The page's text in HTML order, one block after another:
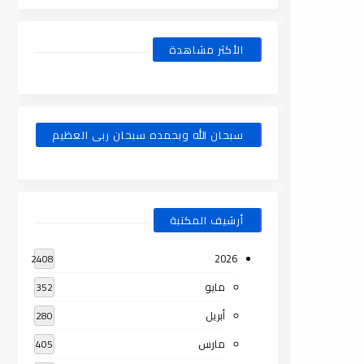
الأكثر مشاهدة
سبحان الله وبحمده سبحان ربى العظيم
أرشيف المكتبة
2026
2408
مايو 352
أبريل 280
مارس 405